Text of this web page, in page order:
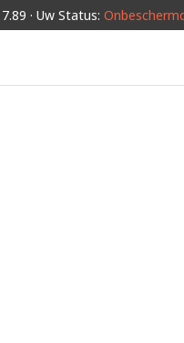
· Uw Status: